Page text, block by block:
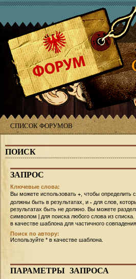
СПИСОК ФОРУМОВ
ПОИСК
ЗАПРОС
Ключевые слова:
Вы можете использовать + , чтобы определить
должны быть в результатах, и - для слов,
результатах быть не должно. Вы можете
символом | для поиска любого слова из
в качестве шаблона для частичного совпадения.
Поиск по автору:
Используйте * в качестве шаблона.
ПАРАМЕТРЫ ЗАПРОСА